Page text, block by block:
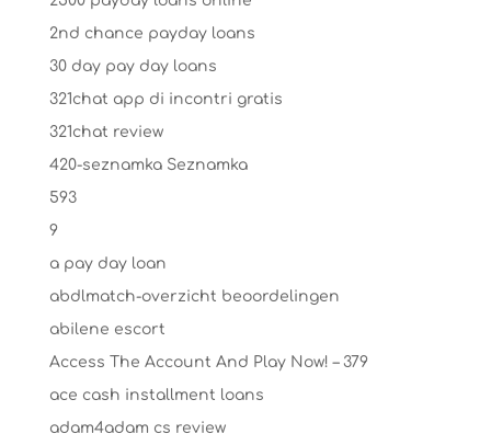
2nd chance payday loans
30 day pay day loans
321chat app di incontri gratis
321chat review
420-seznamka Seznamka
593
9
a pay day loan
abdlmatch-overzicht beoordelingen
abilene escort
Access The Account And Play Now! – 379
ace cash installment loans
adam4adam cs review